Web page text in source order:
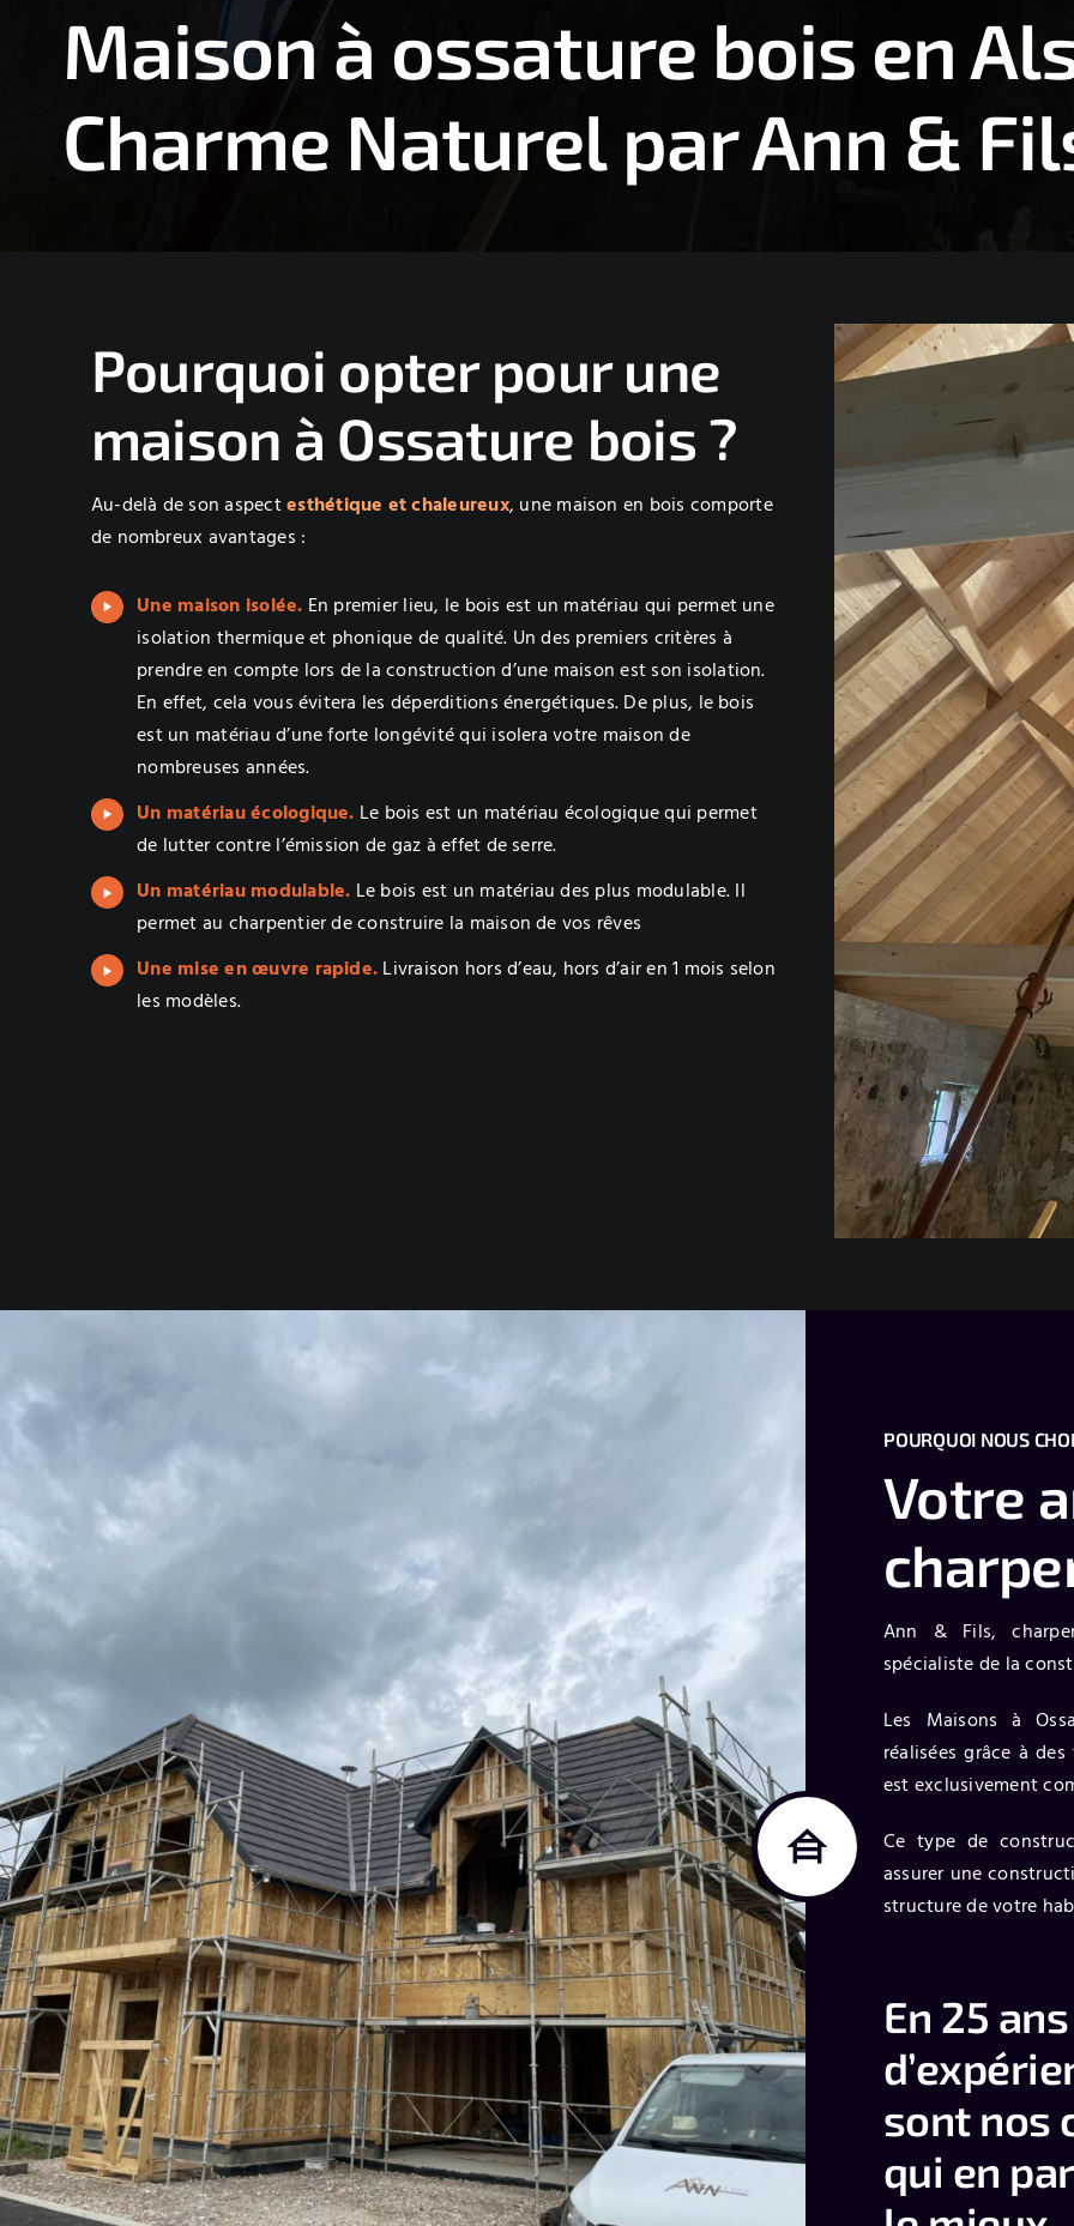
Maison à ossature bois en
Charme Naturel par Ann &
Pourquoi opter pour une
maison à Ossature bois ?
Au-delà de son aspectesthétique et chaleureux, une maison en bois comporte
de nombreux avantages :
Une maison isolée. En premier lieu, le bois est un matériau qui permet une
isolation thermique et phonique de qualité. Un des premiers critères à
prendre en compte lors de la construction d’une maison est son isolation.
En effet, cela vous évitera les déperditions énergétiques. De plus, le bois
est un matériau d’une forte longévité qui isolera votre maison de
nombreuses années.
Un matériau écologique. Le bois est un matériau écologique qui permet
de lutter contre l’émission de gaz à effet de serre.
Un matériau modulable. Le bois est un matériau des plus modulable. Il
permet au charpentier de construire la maison de vos rêves
Une mise en œuvre rapide.Livraison hors d’eau, hors d’air en 1 mois selon
les modèles.
POURQUOI NOUS
Votre
Ann & Fils,
spécialiste de la
Les Maisons à
réalisées grâce à
est exclusivement
Ce type de
assurer une
structure de votre
En 25 ans
sont nos
qui en